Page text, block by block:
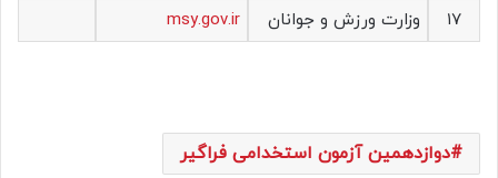
۱۷ وزارت ورزش و جوانان msy.gov.ir
دوازدهمین آزمون استخدامی فراگیر